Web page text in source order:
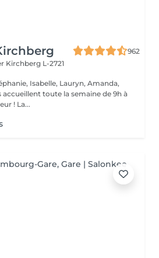
962
Kirchberg L-2721
Isabelle, Lauryn, Amanda,
accueillent toute la semaine de 9h à
20h dans la bonne humeur ! La...